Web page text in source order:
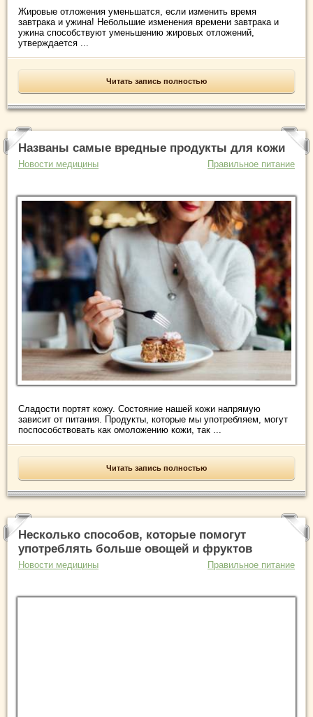
Жировые отложения уменьшатся, если изменить время
завтрака и ужина! Небольшие изменения времени завтрака и
ужина способствуют уменьшению жировых отложений,
утверждается ...
Читать запись полностью
Названы самые вредные продукты для кожи
Новости медицины Правильное питание
Сладости портят кожу. Состояние нашей кожи напрямую
зависит от питания. Продукты, которые мы употребляем, могут
поспособствовать как омоложению кожи, так ...
Читать запись полностью
Несколько способов, которые помогут
употреблять больше овощей и фруктов
Новости медицины Правильное питание